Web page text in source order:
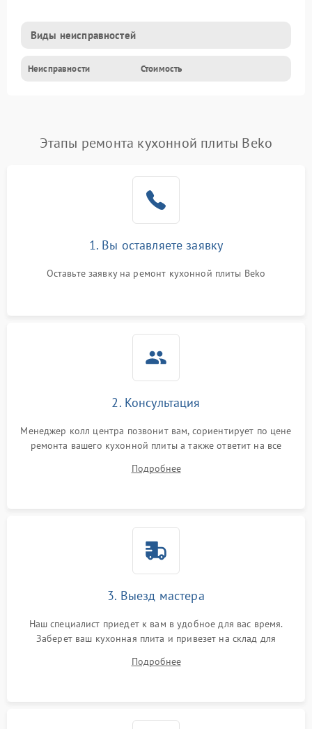
Виды неисправностей
Неисправности Стоимость
Этапы ремонта кухонной плиты Beko
1. Вы оставляете заявку
Оставьте заявку на ремонт кухонной плиты Beko
2. Консультация
Менеджер колл центра позвонит вам, сориентирует по цене
ремонта вашего кухонной плиты а также ответит на все
Подробнее
3. Выезд мастера
Наш специалист приедет к вам в удобное для вас время.
Заберет ваш кухонная плита и привезет на склад для
Подробнее